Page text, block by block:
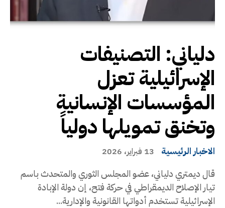
دلياني: التصنيفات
الإسرائيلية تعزل
المؤسسات الإنسانية
وتخنق تمويلها دولياً
الاخبار الرئيسية 13 فبراير، 2026
قال ديمتري دلياني، عضو المجلس الثوري والمتحدث باسم
تيار الإصلاح الديمقراطي في حركة فتح، إن دولة الإبادة
الإسرائيلية تستخدم أدواتها القانونية والإدارية...